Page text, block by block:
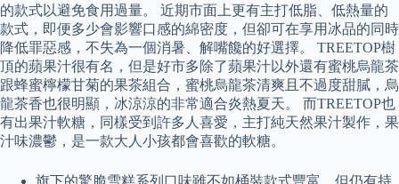
的款式以避免食用過量。 近期市面上更有主打低脂、低熱量的
款式，即便多少會影響口感的綿密度，但卻可在享用冰品的同時
降低罪惡感，不失為一個消暑、解嘴饞的好選擇。 TREETOP樹
頂的蘋果汁很有名，但是好市多除了蘋果汁以外還有蜜桃烏龍茶
跟蜂蜜檸檬甘菊的果茶組合，蜜桃烏龍茶清爽且不過度甜膩，烏
龍茶香也很明顯，冰涼涼的非常適合炎熱夏天。 而TREETOP也
有出果汁軟糖，同樣受到許多人喜愛，主打純天然果汁製作，果
汁味濃鬱，是一款大人小孩都會喜歡的軟糖。
旗下的驚脆雪糕系列口味雖不如桶裝款式豐富，但仍有持